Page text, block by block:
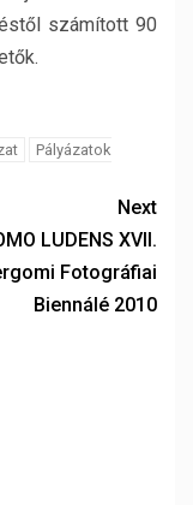
számított 90
Pályázatok
Next
LUDENS XVII.
Fotográfiai
Biennálé 2010